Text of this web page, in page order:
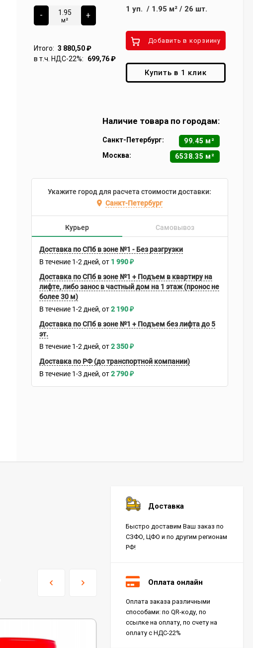
-
м²
+
Итого: 3 880,50₽
в т.ч. НДС-22%:
699,76₽
1 уп. / 1.95 м²/ 26 шт.
Добавить в корзиину
Купить в 1 клик
Наличие товара по городам:
Санкт-Петербург:
99.45 м²
Москва:
6538.35 м²
Укажите город для расчета стоимости доставки:
Санкт-Петербург
Курьер Самовывоз
Доставка по СПб в зоне №1 - Без разгрузки
В течение 1-2 дней 1 990₽
Доставка по СПб в зоне №1 + Подъем в квартиру на
лифте, либо занос в частный дом на 1 этаж (пронос не
более 30 м)
В течение 1-2 дней 2 190₽
Доставка по СПб в зоне №1 + Подъем без лифта до 5
эт.
В течение 1-2 дней 2 350₽
Доставка по РФ (до транспортной компании)
В течение 1-3 дней 2 790₽
Доставка
Быстро доставим Ваш заказ по
СЗФО, ЦФО и по другим регионам
РФ!
Оплата онлайн
Оплата заказа различными
способами: по QR-коду, по
ссылке на оплату, по счету на
оплату с НДС-22%